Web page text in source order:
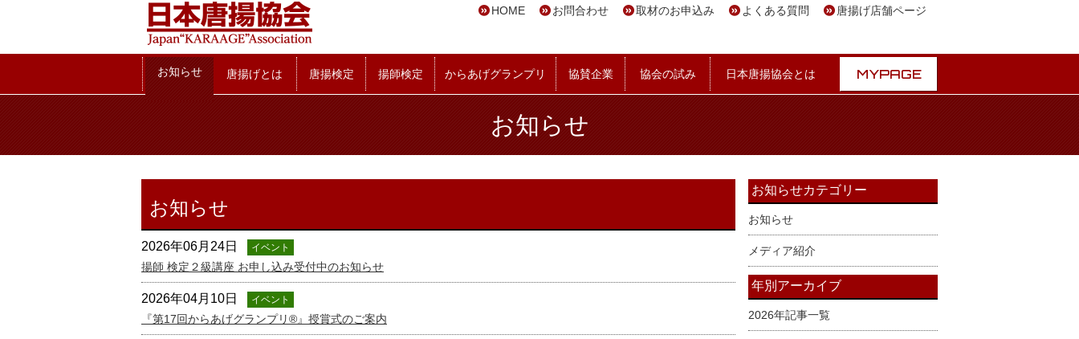
HOME お問合わせ 取材のお申込み よくある質問 唐揚げ店舗ページ
お知らせ 唐揚げとは 唐揚検定 揚師検定 からあげグランプリ 協賛企業 協会の試み 日本唐揚協会とは MYPAGE
お知らせ
お知らせ
お知らせ
2026年06月24日
イベント
揚師 検定２級講座 お申し込み受付中のお知らせ
2026年04月10日
イベント
『第17回からあげグランプリ®』授賞式のご案内
お知らせカテゴリー
お知らせ
メディア紹介
年別アーカイブ
2026年記事一覧